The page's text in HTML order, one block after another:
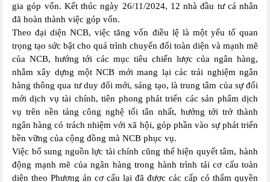
gia góp vốn. Kết thúc ngày 26/11/2024, 12 nhà đầu tư cá nhân
đã hoàn thành việc góp vốn.
Theo đại diện NCB, việc tăng vốn điều lệ là một yếu tố quan
trọng tạo sức bật cho quá trình chuyển đổi toàn diện và mạnh mẽ
của NCB, hướng tới các mục tiêu chiến lược của ngân hàng,
nhằm xây dựng một NCB mới mang lại các trải nghiệm ngân
hàng thông qua tư duy đổi mới, sáng tạo, là trung tâm của sự đổi
mới dịch vụ tài chính, tiên phong phát triển các sản phẩm dịch
vụ trên nền tảng công nghệ tối tân nhất, hướng tới trở thành
ngân hàng có trách nhiệm với xã hội, góp phần vào sự phát triển
bền vững của cộng đồng mà NCB phục vụ.
Việc bổ sung nguồn lực tài chính cũng thể hiện quyết tâm, hành
động mạnh mẽ của ngân hàng trong hành trình tái cơ cấu toàn
diện theo Phương án cơ cấu lại đã được các cấp có thẩm quyền